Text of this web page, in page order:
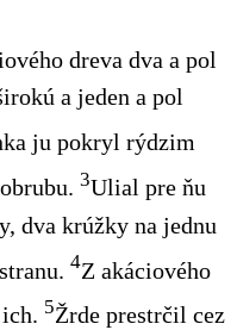
dreva dva a pol
a jeden a pol
ju pokryl rýdzim
3Ulial pre ňu
dva krúžky na jednu
4Z akáciového
5Žrde prestrčil cez